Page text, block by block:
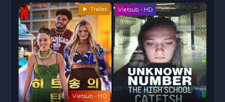
Vietsub - HD
Trailer Vietsub - HD